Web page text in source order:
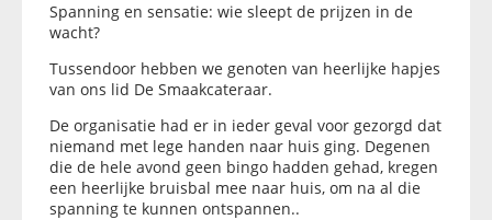
Spanning en sensatie: wie sleept de prijzen in de
wacht?
Tussendoor hebben we genoten van heerlijke hapjes
van ons lid De Smaakcateraar.
De organisatie had er in ieder geval voor gezorgd dat
niemand met lege handen naar huis ging. Degenen
die de hele avond geen bingo hadden gehad, kregen
een heerlijke bruisbal mee naar huis, om na al die
spanning te kunnen ontspannen..